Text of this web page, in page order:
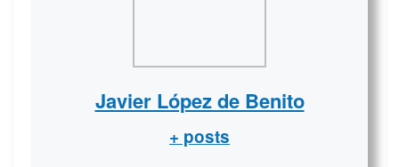
Javier López de Benito
+ posts